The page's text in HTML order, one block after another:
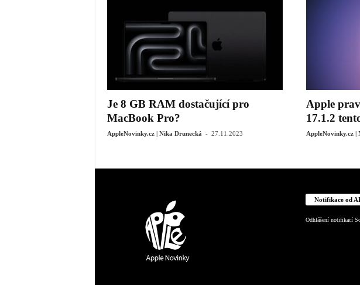
Je 8 GB RAM dostačující pro
MacBook Pro?
AppleNovinky.cz | Nika Drunecká - 27.11.2023
Apple
17.1.2
AppleNovinky.cz |
Notifikace od
Odhlášení notifikací